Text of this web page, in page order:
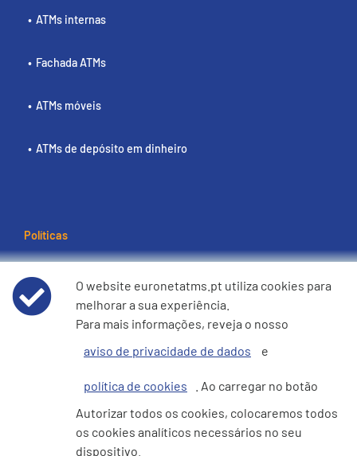
ATMs internas
Fachada ATMs
ATMs móveis
ATMs de depósito em dinheiro
Políticas
Termos e condições de utilização
Aviso de Privacidade de Dados
Política de cookies
e360 Declaração sobre Escravatura Moderna e Tráfico de
Seres Humanos
O website euronetatms.pt utiliza cookies para
melhorar a sua experiência.
Para mais informações, reveja o nosso
aviso de privacidade de dados
e
política de cookies
. Ao carregar no botão
Autorizar todos os cookies, colocaremos todos
os cookies analíticos necessários no seu
dispositivo.